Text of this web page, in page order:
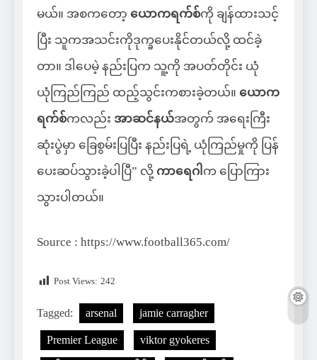
မယ်။ အစကတော့ ယောကရက်စ်ကို ချန်ထားသင့်
ပြီး သူကအသင်းကိုဒုက္ခပေးနိုင်တယ်လို့ ထင်ခဲ့
တာ။ ဒါပေမဲ့ နည်းပြက သူ့ကို အပတ်တိုင်း ယုံ
ယုံကြည်ကြည် ထည့်သွင်းကစားခဲ့တယ်။ ယောက
ရက်စ်ကလည်း အာဆင်နယ်အတွက် အရေးကြီး
ဆုံးပွဲမှာ ခြေစွမ်းပြပြီး နည်းပြရဲ့ ယုံကြည်မှုကို ပြန်
ပေးဆပ်သွားခဲ့ပါပြီ” လို့ ကာရေဂါ က ပြောကြား
သွားပါတယ်။
Source : https://www.football365.com/
Post Views: 242
Tagged: arsenal jamie carragher
Premier League viktor gyokeres